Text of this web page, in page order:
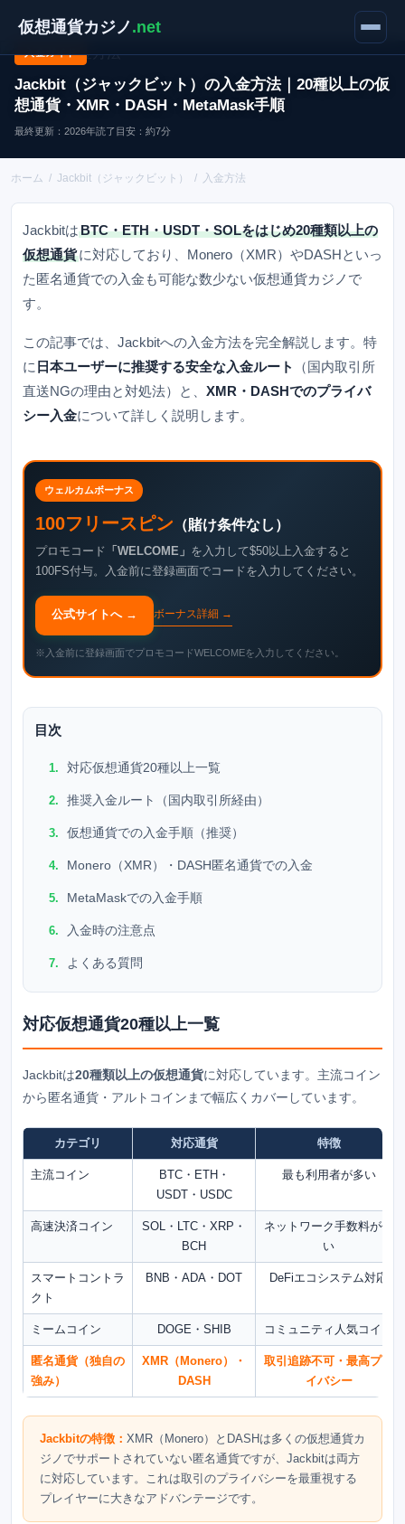
仮想通貨カジノ .net
入金ガイド
Jackbit（ジャックビット）の入金方法｜20種以上の仮
想通貨・XMR・DASH・MetaMask手順
最終更新：2026年読了目安：約7分
ホーム / Jackbit（ジャックビット） / 入金方法
JackbitはBTC・ETH・USDT・SOLをはじめ20種類以上の
仮想通貨に対応しており、Monero（XMR）やDASHといっ
た匿名通貨での入金も可能な数少ない仮想通貨カジノで
す。
この記事では、Jackbitへの入金方法を完全解説します。特
に 日本ユーザーに推奨する安全な入金ルート
（国内取引所
直送NGの理由と対処法）と、 XMR・DASHでのプライバ
シー入金について詳しく説明します。
ウェルカムボーナス
100フリースピン （賭け条件なし）
プロモコード 「WELCOME」 を入力して$50以上入金すると
100FS付与。入金前に登録画面でコードを入力してください。
公式サイトへ → ボーナス詳細 →
※入金前に登録画面でプロモコードWELCOMEを入力してください。
目次
対応仮想通貨20種以上一覧
推奨入金ルート（国内取引所経由）
仮想通貨での入金手順（推奨）
Monero（XMR）・DASH匿名通貨での入金
MetaMaskでの入金手順
入金時の注意点
よくある質問
対応仮想通貨20種以上一覧
Jackbitは20種類以上の仮想通貨に対応しています。主流コイン
から匿名通貨・アルトコインまで幅広くカバーしています。
カテゴリ 対応通貨 特徴
主流コイン
BTC・ETH・
USDT・USDC
最も利用者が多い
高速決済コイン
SOL・LTC・XRP・
BCH
ネットワーク手数料が低
い
スマートコントラ
クト
BNB・ADA・DOT DeFiエコシステム対応
ミームコイン DOGE・SHIB コミュニティ人気コイン
匿名通貨（独自の
強み）
XMR（Monero）・
DASH
取引追跡不可・最高プラ
イバシー
Jackbitの特徴： XMR（Monero）とDASHは多くの仮想通貨カ
ジノでサポートされていない匿名通貨ですが、Jackbitは両方
に対応しています。これは取引のプライバシーを最重視する
プレイヤーに大きなアドバンテージです。